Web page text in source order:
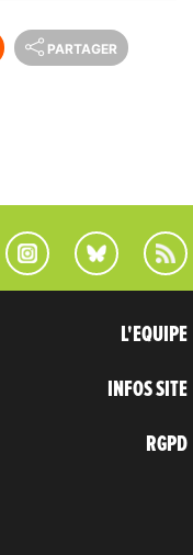
PARTAGER
L'EQUIPE
INFOS SITE
RGPD